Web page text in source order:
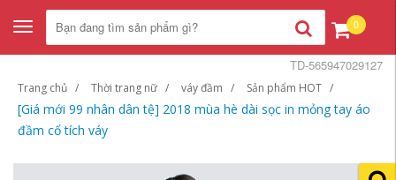
Toggle
navigation
0
Trang chủ Thời trang nữ váy đầm Sản phẩm HOT
[Giá mới 99 nhân dân tệ] 2018 mùa hè dài sọc in mỏng tay áo
đầm cổ tích váy
TD-565947029127